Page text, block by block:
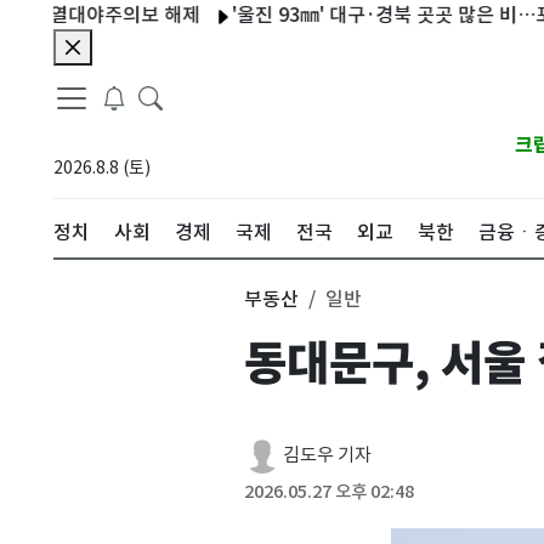
야주의보 해제 '울진 93㎜' 대구·경북 곳곳 많은 비…포항 산
2026.8.8 (토)
크
정치 사회 경제 국제 전국 외교 북한 금융ㆍ
부동산 일반
동대문구, 서
김도우 기자
2026.05.27 오후 02:48